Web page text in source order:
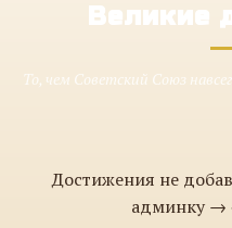
Великие
То, чем Советский Союз
Достижения не
админку →